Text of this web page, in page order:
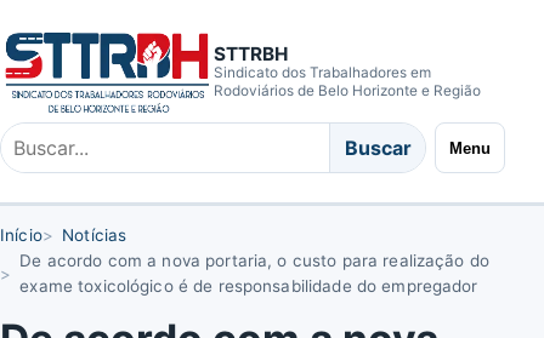
STTRBH
Sindicato dos Trabalhadores em
Rodoviários de Belo Horizonte e Região
Buscar
no
site
Buscar Menu
Início
Notícias
De acordo com a nova portaria, o custo para realização do
exame toxicológico é de responsabilidade do empregador